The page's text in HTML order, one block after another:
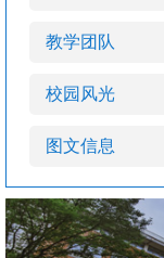
教学团队
校园风光
图文信息